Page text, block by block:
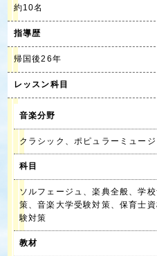
約10名
指導歴
帰国後26年
レッスン科目
音楽分野
クラシック、ポピュラーミュージ
科目
ソルフェージュ、楽典全般、学
策、音楽大学受験対策、保育士
験対策
教材